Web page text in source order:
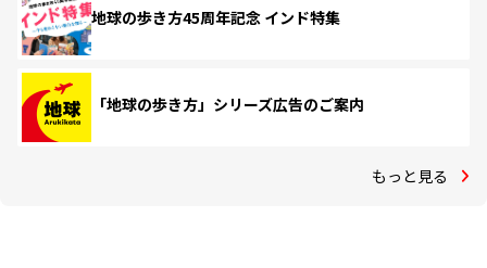
地球の歩き方45周年記念 インド特集
「地球の歩き方」シリーズ広告のご案内
もっと見る